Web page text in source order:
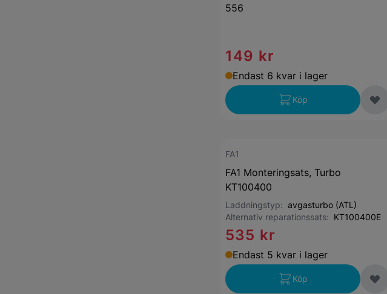
556
149 kr
Endast 6 kvar i lager
Köp
FA1
FA1 Monteringsats, Turbo
KT100400
Laddningstyp: avgasturbo (ATL)
Alternativ reparationssats: KT100400E
535 kr
Endast 5 kvar i lager
Köp